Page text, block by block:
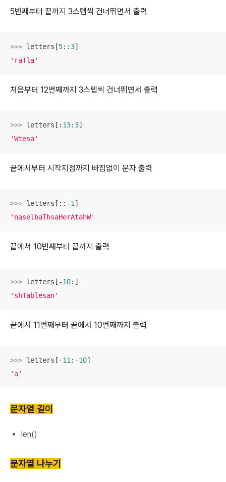
5번째부터 끝까지 3스텝씩 건너뛰면서 출력
>>> letters[5:: 3
'raTla'
처음부터 12번째까지 3스텝씩 건너뛰면서 출력
>>> letters[: 13: 3
'Wtesa'
끝에서부터 시작지점까지 빠짐없이 문자 출력
>>> letters[::-1
'naselbaThsaHerAtahW'
끝에서 10번째부터 끝까지 출력
>>> letters[-10
'shTablesan'
끝에서 11번째부터 끝에서 10번째까지 출력
>>> letters[-11 :-10
'a'
문자열 길이
len()
문자열 나누기